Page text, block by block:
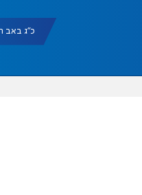
כ"ג באב תשפ"ו